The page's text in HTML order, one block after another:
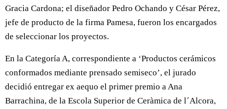
Gracia Cardona; el diseñador Pedro Ochando y César Pérez,
jefe de producto de la firma Pamesa, fueron los encargados
de seleccionar los proyectos.
En la Categoría A, correspondiente a ‘Productos cerámicos
conformados mediante prensado semiseco’, el jurado
decidió entregar ex aequo el primer premio a Ana
Barrachina, de la Escola Superior de Ceràmica de l´Alcora,